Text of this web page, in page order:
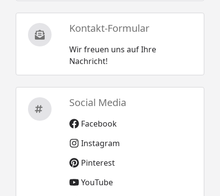
Kontakt-Formular
Wir freuen uns auf Ihre
Nachricht!
Social Media
Facebook
Instagram
Pinterest
YouTube